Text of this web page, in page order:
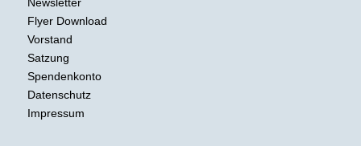
Flyer Download
Vorstand
Satzung
Spendenkonto
Datenschutz
Impressum